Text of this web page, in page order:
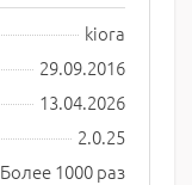
kiora
29.09.2016
13.04.2026
2.0.25
Более 1000 раз